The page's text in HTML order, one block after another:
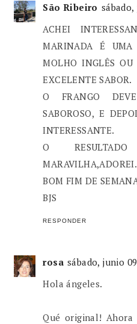
São Ribeiro
ACHEI
MARINADA É UMA
MOLHO INGLÊS
EXCELENTE SABOR.
O FRANGO
SABOROSO, E
INTERESSANTE.
O
MARAVILHA,ADOREI.
BOM FIM DE
BJS
RESPONDER
rosa sábado, junio
Hola ángeles.
Qué original! Ahora